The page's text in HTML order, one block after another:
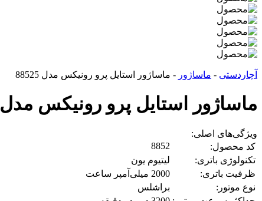
آچاردستی - ماساژور - ماساژور استایل پرو رونیکس مدل 88525
ماساژور استایل پرو رونیکس مدل 88525
ویژگی‌های اصلی:
کد محصول:
8852
تکنولوژی باتری:
لیتیوم یون
ظرفیت باتری:
2000 میلی‌آمپر ساعت
نوع موتور:
براشلس